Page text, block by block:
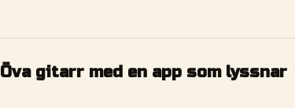
Öva gitarr med en app som lyssnar